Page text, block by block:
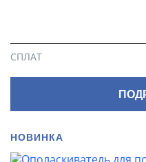
СПЛАТ
НОВИНКА